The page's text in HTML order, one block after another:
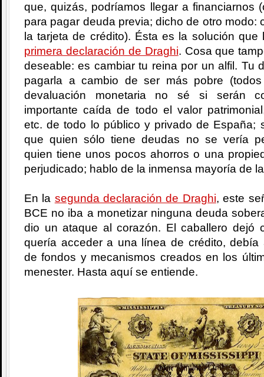
que, quizás, podríamos llegar a financiarnos
para pagar deuda previa; dicho de otro modo:
la tarjeta de crédito). Ésta es la solución
primera declaración de Draghi. Cosa que
deseable: es cambiar tu reina por un alfil. Tu
pagarla a cambio de ser más pobre
devaluación monetaria no sé si serán
importante caída de todo el valor
etc. de todo lo público y privado de España;
que quien sólo tiene deudas no se vería
quien tiene unos pocos ahorros o una
perjudicado; hablo de la inmensa mayoría de
En la segunda declaración de Draghi, este
BCE no iba a monetizar ninguna deuda
dio un ataque al corazón. El caballero dejó
quería acceder a una línea de crédito, debía
de fondos y mecanismos creados en los
menester. Hasta aquí se entiende.